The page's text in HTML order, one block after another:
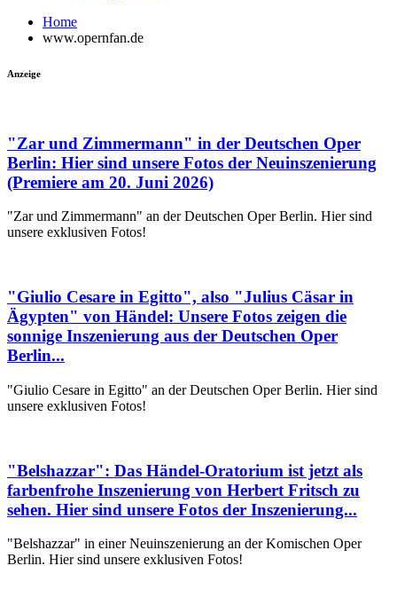
Home
www.opernfan.de
Anzeige
"Zar und Zimmermann" in der Deutschen Oper
Berlin: Hier sind unsere Fotos der Neuinszenierung
(Premiere am 20. Juni 2026)
"Zar und Zimmermann" an der Deutschen Oper Berlin. Hier sind
unsere exklusiven Fotos!
"Giulio Cesare in Egitto", also "Julius Cäsar in
Ägypten" von Händel: Unsere Fotos zeigen die
sonnige Inszenierung aus der Deutschen Oper
Berlin...
"Giulio Cesare in Egitto" an der Deutschen Oper Berlin. Hier sind
unsere exklusiven Fotos!
"Belshazzar": Das Händel-Oratorium ist jetzt als
farbenfrohe Inszenierung von Herbert Fritsch zu
sehen. Hier sind unsere Fotos der Inszenierung...
"Belshazzar" in einer Neuinszenierung an der Komischen Oper
Berlin. Hier sind unsere exklusiven Fotos!